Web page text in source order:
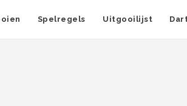
Spelregels Uitgooilijst